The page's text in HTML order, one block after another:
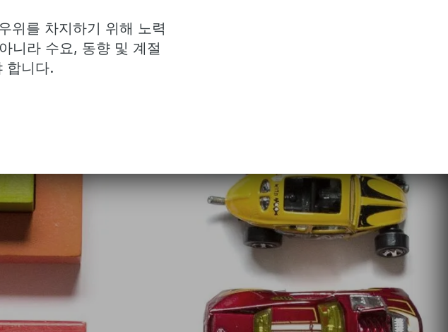
위를 차지하기 위해 노력
니라 수요, 동향 및 계절
합니다.